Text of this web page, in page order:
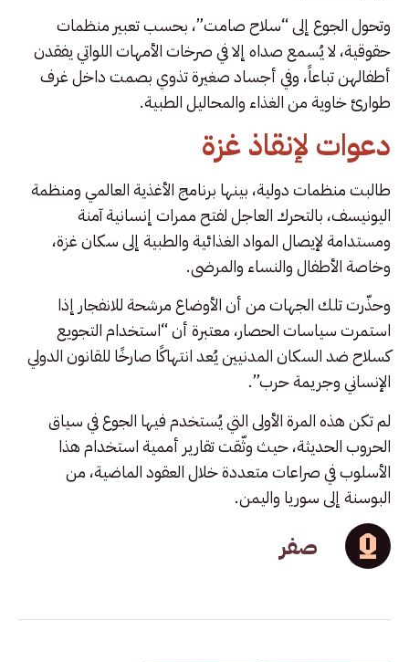
وتحول الجوع إلى “سلاح صامت”، بحسب تعبير منظمات
حقوقية، لا يُسمع صداه إلا في صرخات الأمهات اللواتي يفقدن
أطفالهن تباعاً، وفي أجساد صغيرة تذوي بصمت داخل غرف
طوارئ خاوية من الغذاء والمحاليل الطبية.
دعوات لإنقاذ غزة
طالبت منظمات دولية، بينها برنامج الأغذية العالمي ومنظمة
اليونيسف، بالتحرك العاجل لفتح ممرات إنسانية آمنة
ومستدامة لإيصال المواد الغذائية والطبية إلى سكان غزة،
وخاصة الأطفال والنساء والمرضى.
وحذّرت تلك الجهات من أن الأوضاع مرشحة للانفجار إذا
استمرت سياسات الحصار، معتبرة أن “استخدام التجويع
كسلاح ضد السكان المدنيين يُعد انتهاكًا صارخًا للقانون الدولي
الإنساني وجريمة حرب”.
لم تكن هذه المرة الأولى التي يُستخدم فيها الجوع في سياق
الحروب الحديثة، حيث وثّقت تقارير أممية استخدام هذا
الأسلوب في صراعات متعددة خلال العقود الماضية، من
البوسنة إلى سوريا واليمن.
صفر